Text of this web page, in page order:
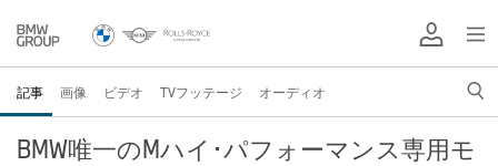
記事 画像 ビデオ TVフッテージ オーディオ
BMW唯一のMハイ･パフォーマンス専用モ